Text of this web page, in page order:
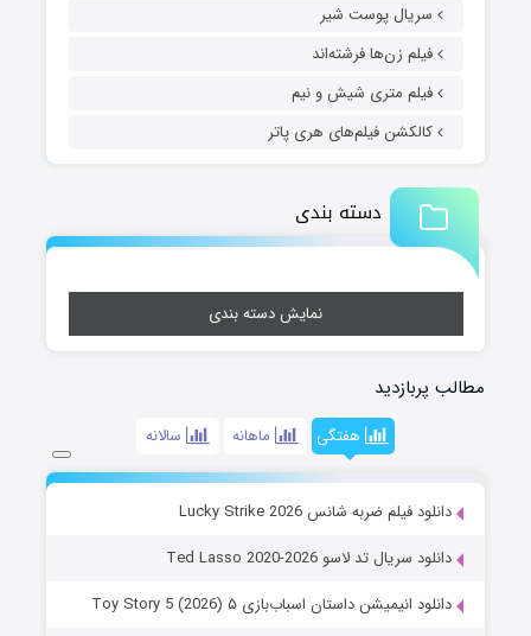
سریال پوست شیر
فیلم زن‌ها فرشته‌اند
فیلم متری شیش و نیم
کالکشن فیلم‌های هری پاتر
دسته بندی
نمایش دسته بندی
مطالب پربازدید
هفتگی ماهانه سالانه
دانلود فیلم ضربه شانس Lucky Strike 2026
دانلود سریال تد لاسو Ted Lasso 2020-2026
دانلود انیمیشن داستان اسباب‌بازی ۵ Toy Story 5 (2026)